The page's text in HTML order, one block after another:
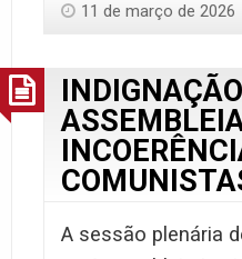
11 de março de 2026
A sessão plenária